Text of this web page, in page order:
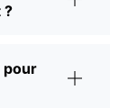
?
pour